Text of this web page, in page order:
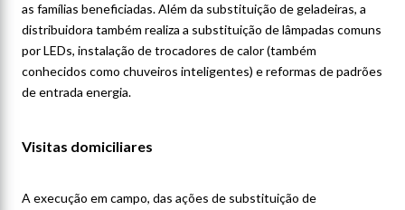
as famílias beneficiadas. Além da substituição de geladeiras, a
distribuidora também realiza a substituição de lâmpadas comuns
por LEDs, instalação de trocadores de calor (também
conhecidos como chuveiros inteligentes) e reformas de padrões
de entrada energia.
Visitas domiciliares
A execução em campo, das ações de substituição de